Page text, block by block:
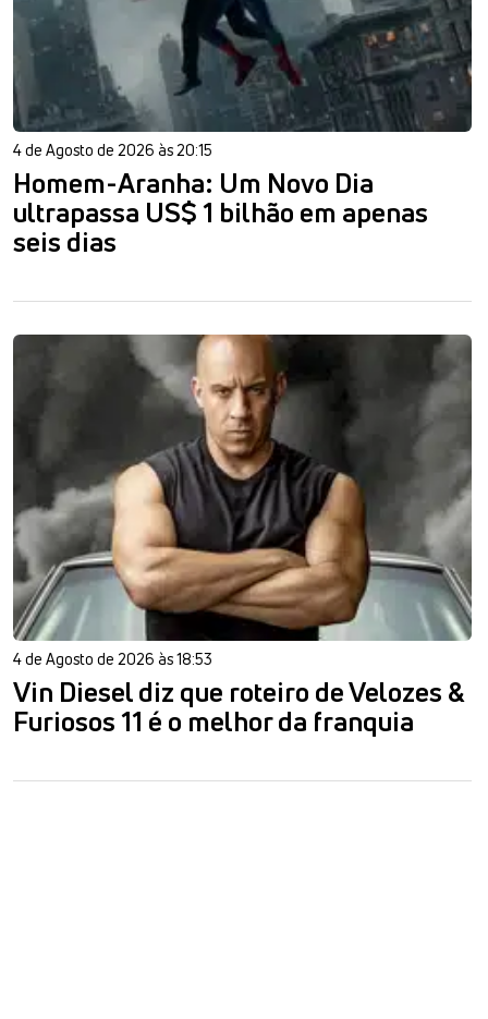
4 de Agosto de 2026 às 20:15
Homem-Aranha: Um Novo Dia
ultrapassa US$ 1 bilhão em apenas
seis dias
4 de Agosto de 2026 às 18:53
Vin Diesel diz que roteiro de Velozes &
Furiosos 11 é o melhor da franquia